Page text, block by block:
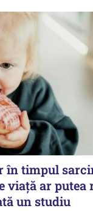
în timpul
viață ar putea
un studiu